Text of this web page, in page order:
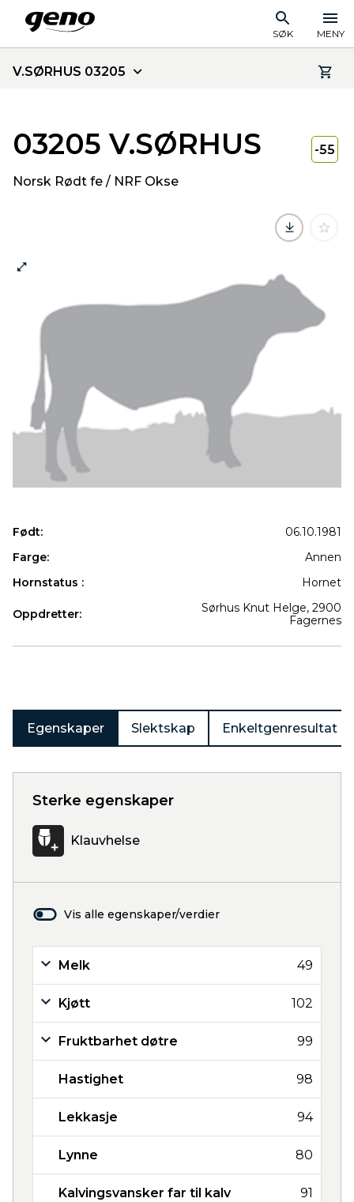
SØK MENY
V.SØRHUS 03205
03205 V.SØRHUS
Norsk Rødt fe / NRF Okse
-55
Født:
06.10.1981
Farge:
Annen
Hornstatus :
Hornet
Oppdretter:
Sørhus Knut Helge, 2900
Fagernes
Egenskaper Slektskap Enkeltgenresultat
Sterke egenskaper
Klauvhelse
Vis alle egenskaper/verdier
Melk 49
Kjøtt 102
Fruktbarhet døtre 99
Hastighet 98
Lekkasje 94
Lynne 80
Kalvingsvansker far til kalv 91